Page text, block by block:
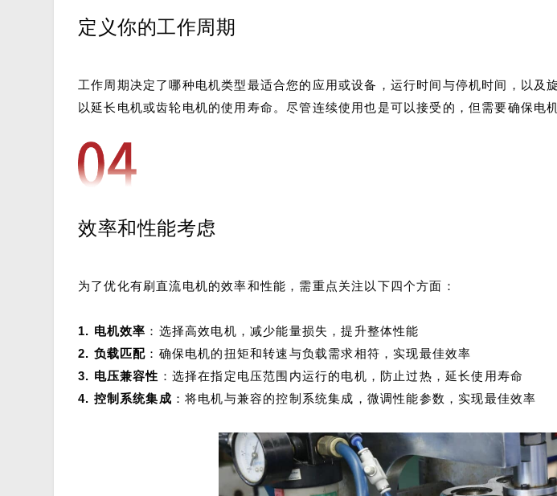
定义你的工作周期
工作周期决定了哪种电机类型最适合您的应用或设备，运行时间与停机时间，以
以延长电机或齿轮电机的使用寿命。尽管连续使用也是可以接受的，但需要确保电
效率和性能考虑
为了优化有刷直流电机的效率和性能，需重点关注以下四个方面：
1. 电机效率 ：选择高效电机，减少能量损失，提升整体性能
2. 负载匹配 ：确保电机的扭矩和转速与负载需求相符，实现最佳效率
3. 电压兼容性 ：选择在指定电压范围内运行的电机，防止过热，延长使用寿命
4. 控制系统集成 ：将电机与兼容的控制系统集成，微调性能参数，实现最佳效率